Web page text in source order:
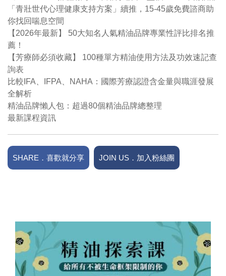
「青壯世代心理健康支持方案」續推，15-45歲免費諮商助
你找回喘息空間
【2026年最新】 50大知名人氣精油品牌專業性評比排名推
薦！
【芳療師必須收藏】 100種單方精油使用方法及功效速記查
詢表
比較IFA、IFPA、NAHA：國際芳療認證含金量與職涯發展
全解析
精油品牌懶人包：超過80個精油品牌總整理
最新課程資訊
SHARE．喜歡就分享 JOIN US．加入粉絲團